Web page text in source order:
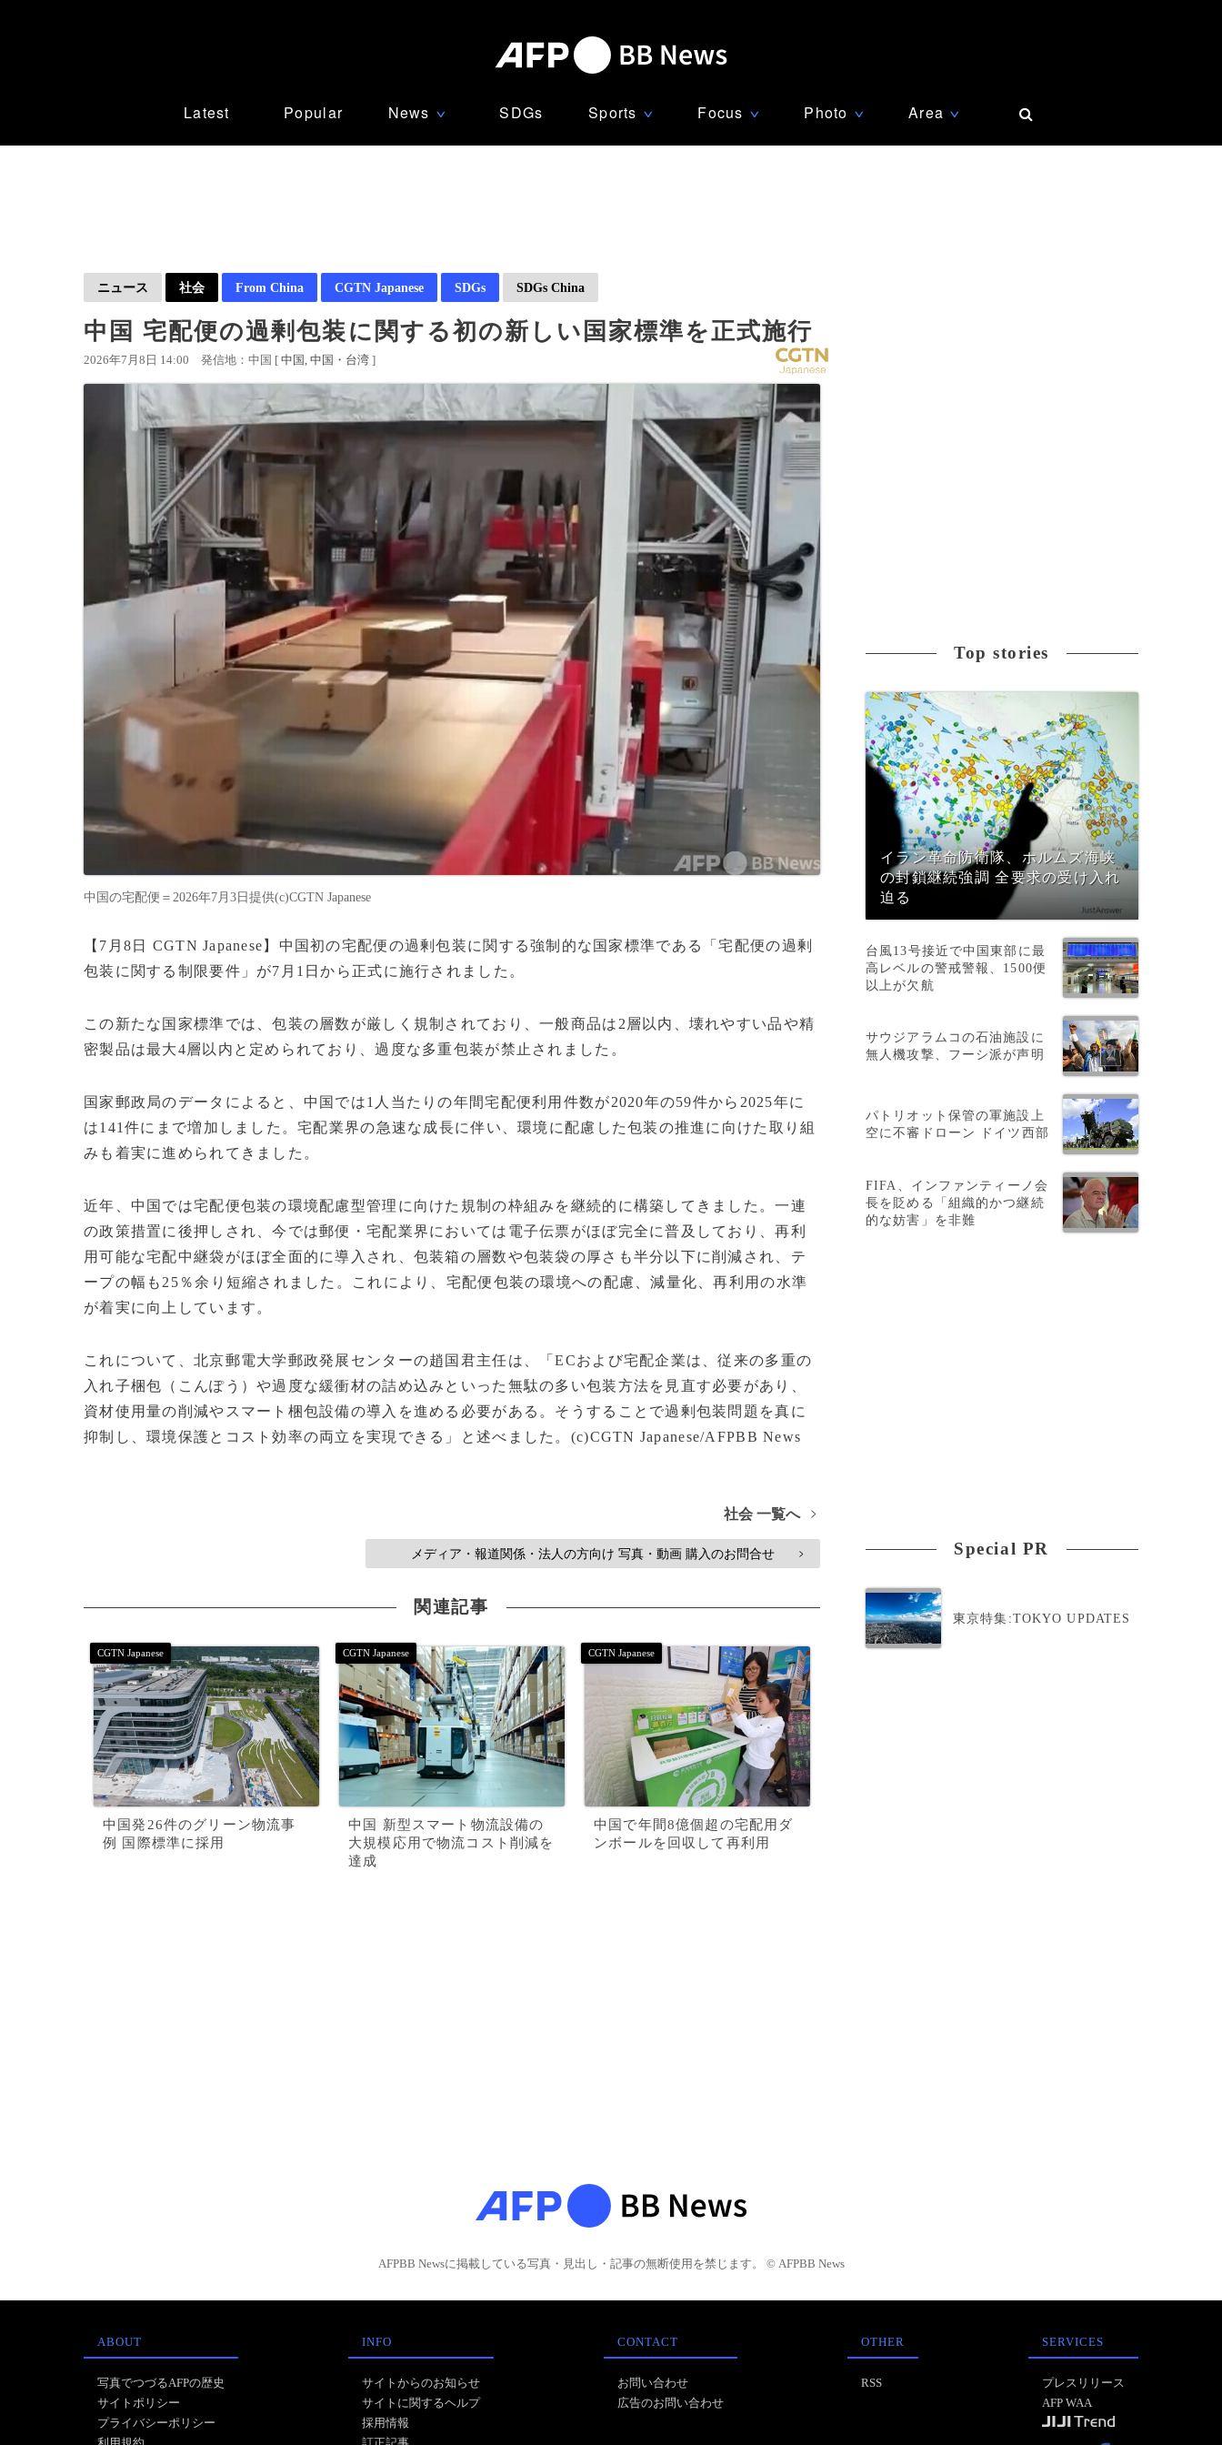
Latest Popular News ∨ SDGs Sports ∨ Focus ∨ Photo ∨ Area ∨
ニュース 社会 From China CGTN Japanese SDGs SDGs China
中国 宅配便の過剰包装に関する初の新しい国家標準を正式施行
2026年7月8日 14:00 発信地：中国 [ 中国 中国・台湾 ]
中国の宅配便＝2026年7月3日提供(c)CGTN Japanese
【7月8日 CGTN Japanese】中国初の宅配便の過剰包装に関する強制的な国家標準である「宅配便の過剰
包装に関する制限要件」が7月1日から正式に施行されました。
この新たな国家標準では、包装の層数が厳しく規制されており、一般商品は2層以内、壊れやすい品や精
密製品は最大4層以内と定められており、過度な多重包装が禁止されました。
国家郵政局のデータによると、中国では1人当たりの年間宅配便利用件数が2020年の59件から2025年に
は141件にまで増加しました。宅配業界の急速な成長に伴い、環境に配慮した包装の推進に向けた取り組
みも着実に進められてきました。
近年、中国では宅配便包装の環境配慮型管理に向けた規制の枠組みを継続的に構築してきました。一連
の政策措置に後押しされ、今では郵便・宅配業界においては電子伝票がほぼ完全に普及しており、再利
用可能な宅配中継袋がほぼ全面的に導入され、包装箱の層数や包装袋の厚さも半分以下に削減され、テ
ープの幅も25％余り短縮されました。これにより、宅配便包装の環境への配慮、減量化、再利用の水準
が着実に向上しています。
これについて、北京郵電大学郵政発展センターの趙国君主任は、「ECおよび宅配企業は、従来の多重の
入れ子梱包（こんぽう）や過度な緩衝材の詰め込みといった無駄の多い包装方法を見直す必要があり、
資材使用量の削減やスマート梱包設備の導入を進める必要がある。そうすることで過剰包装問題を真に
抑制し、環境保護とコスト効率の両立を実現できる」と述べました。(c)CGTN Japanese/AFPBB News
社会 一覧へ >
メディア・報道関係・法人の方向け 写真・動画 購入のお問合せ >
関連記事
中国発26件のグリーン物流事
例 国際標準に採用
中国 新型スマート物流設備の
大規模応用で物流コスト削減を
達成
中国で年間8億個超の宅配用ダ
ンボールを回収して再利用
Top stories
イラン革命防衛隊、ホルムズ海峡
の封鎖継続強調 全要求の受け入れ
迫る
台風13号接近で中国東部に最
高レベルの警戒警報、1500便
以上が欠航
サウジアラムコの石油施設に
無人機攻撃、フーシ派が声明
パトリオット保管の軍施設上
空に不審ドローン ドイツ西部
FIFA、インファンティーノ会
長を貶める「組織的かつ継続
的な妨害」を非難
Special PR
東京特集:TOKYO UPDATES
AFPBB Newsに掲載している写真・見出し・記事の無断使用を禁じます。 © AFPBB News
ABOUT
写真でつづるAFPの歴史
サイトポリシー
プライバシーポリシー
INFO
サイトからのお知らせ
サイトに関するヘルプ
採用情報
CONTACT
お問い合わせ
広告のお問い合わせ
OTHER
RSS
SERVICES
プレスリリース
AFP WAA